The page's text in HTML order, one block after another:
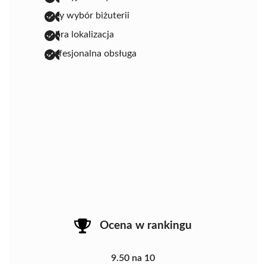
duży wybór biżuterii
dobra lokalizacja
profesjonalna obsługa
Ocena w rankingu
9.50 na 10